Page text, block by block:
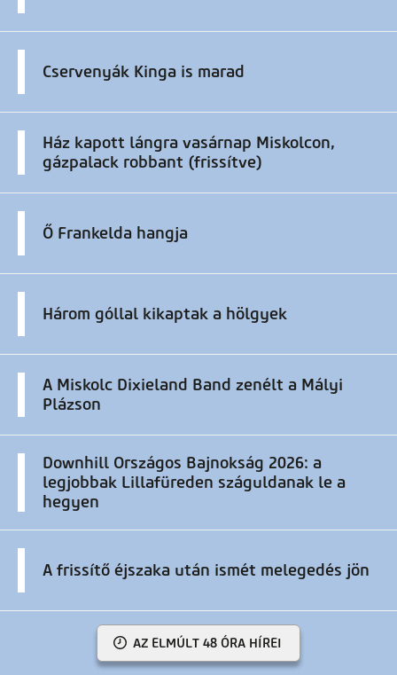
Cservenyák Kinga is marad
Ház kapott lángra vasárnap Miskolcon,
gázpalack robbant (frissítve)
Ő Frankelda hangja
Három góllal kikaptak a hölgyek
A Miskolc Dixieland Band zenélt a Mályi
Plázson
Downhill Országos Bajnokság 2026: a
legjobbak Lillafüreden száguldanak le a
hegyen
A frissítő éjszaka után ismét melegedés jön
AZ ELMÚLT 48 ÓRA HÍREI